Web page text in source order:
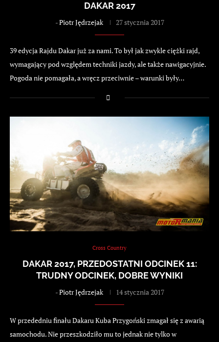
DAKAR 2017
-Piotr Jędrzejak 27 stycznia 2017
39 edycja Rajdu Dakar już za nami. To był jak zwykle ciężki rajd,
wymagający pod względem techniki jazdy, ale także nawigacyjnie.
Pogoda nie pomagała, a wręcz przeciwnie – warunki były…
Cross Country
DAKAR 2017, PRZEDOSTATNI ODCINEK 11:
TRUDNY ODCINEK, DOBRE WYNIKI
-Piotr Jędrzejak 14 stycznia 2017
W przededniu finału Dakaru Kuba Przygoński zmagał się z awarią
samochodu. Nie przeszkodziło mu to jednak nie tylko w